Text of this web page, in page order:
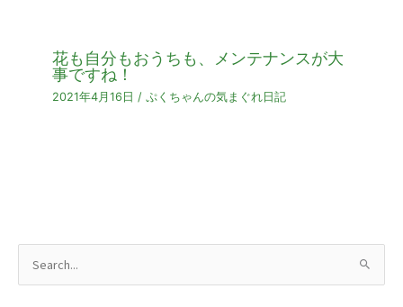
花も自分もおうちも、メンテナンスが大
事ですね！
2021年4月16日 / ぷくちゃんの気まぐれ日記